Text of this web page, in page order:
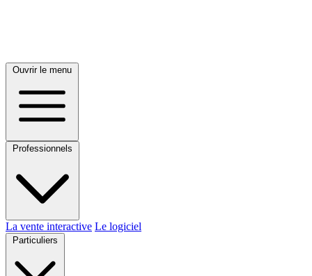
Ouvrir le menu
Professionnels
La vente interactive Le logiciel
Particuliers